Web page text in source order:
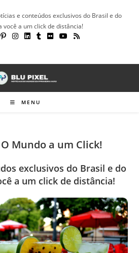
e conteúdos exclusivos do Brasil e do
você a um click de distância!
MENU
Mundo a um Click!
exclusivos do Brasil e do
a um click de distância!